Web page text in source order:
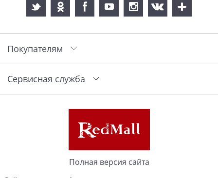
Покупателям
Сервисная служба
Полная версия сайта